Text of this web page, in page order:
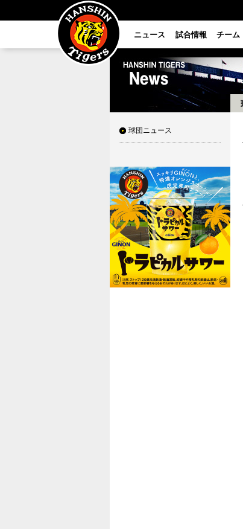
ニュース 試合情報 チーム
球団ニュース